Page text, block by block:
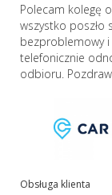
Polecam kolegę
wszystko
bezproblemowy i
telefonicznie
odbioru.
Obsługa klienta